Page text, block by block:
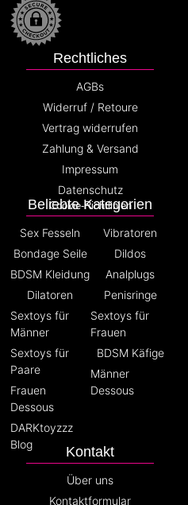
Beliebte Kategorien
Sex Fesseln
Bondage Seile
BDSM Kleidung
Dilatoren
Sextoys für
Männer
Sextoys für
Paare
Frauen
Dessous
DARKtoyzzz
Blog
Vibratoren
Dildos
Analplugs
Penisringe
Sextoys für
Frauen
BDSM Käfige
Männer
Dessous
Rechtliches
AGBs
Widerruf / Retoure
Vertrag widerrufen
Zahlung & Versand
Impressum
Datenschutz
Cookie-Richtlinien
Kontakt
Über uns
Kontaktformular